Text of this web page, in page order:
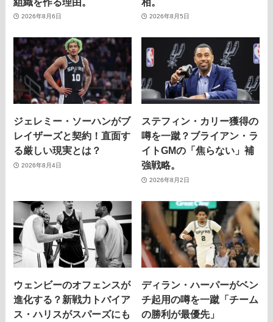
2026年8月6日 2026年8月5日
ジェレミー・ソーハンがブ
レイザーズと契約！直面す
る厳しい現実とは？
2026年8月4日
ステフィン・カリー獲得の
噂を一蹴？ブライアン・ラ
イトGMの「焦らない」補
強戦略。
2026年8月2日
ウェンビーのオフェンスが
進化する？新戦力トバイア
ス・ハリスがスパーズにも
ディラン・ハーパーがベン
チ起用の噂を一蹴「チーム
の勝利が最優先」